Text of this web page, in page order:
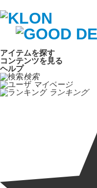
アイテムを探す
コンテンツを見る
ヘルプ
検索
マイページ
ランキング